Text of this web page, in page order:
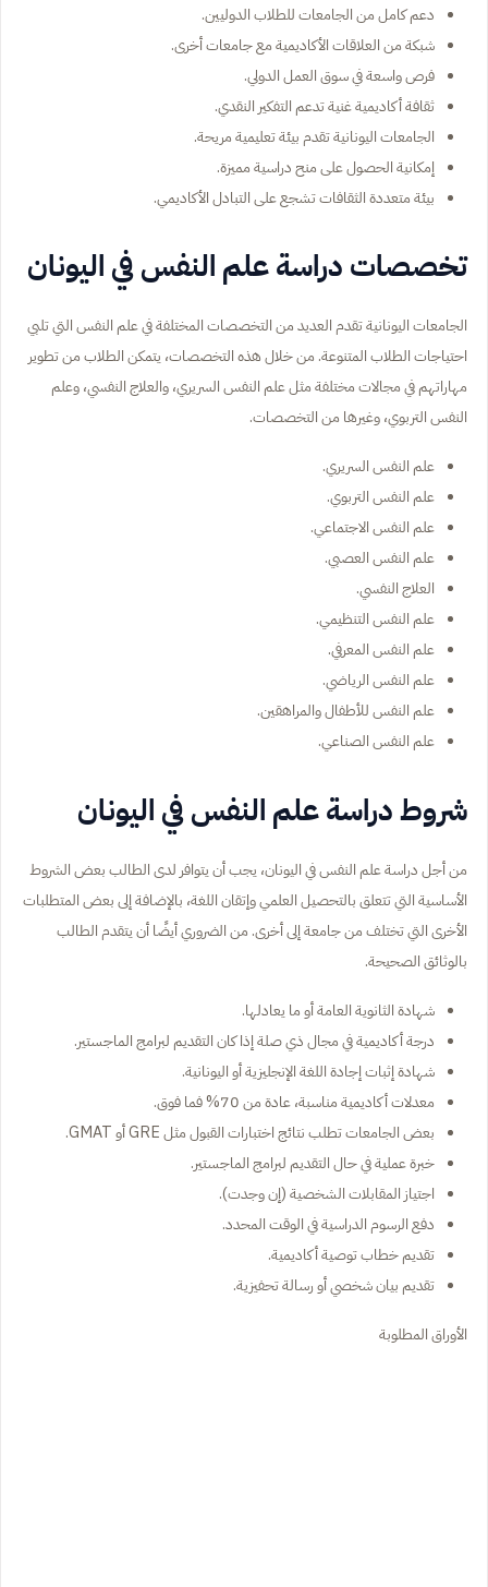
دعم كامل من الجامعات للطلاب الدوليين.
شبكة من العلاقات الأكاديمية مع جامعات أخرى.
فرص واسعة في سوق العمل الدولي.
ثقافة أكاديمية غنية تدعم التفكير النقدي.
الجامعات اليونانية تقدم بيئة تعليمية مريحة.
إمكانية الحصول على منح دراسية مميزة.
بيئة متعددة الثقافات تشجع على التبادل الأكاديمي.
تخصصات دراسة علم النفس في اليونان
الجامعات اليونانية تقدم العديد من التخصصات المختلفة في علم النفس التي تلبي
احتياجات الطلاب المتنوعة. من خلال هذه التخصصات، يتمكن الطلاب من تطوير
مهاراتهم في مجالات مختلفة مثل علم النفس السريري، والعلاج النفسي، وعلم
النفس التربوي، وغيرها من التخصصات.
علم النفس السريري.
علم النفس التربوي.
علم النفس الاجتماعي.
علم النفس العصبي.
العلاج النفسي.
علم النفس التنظيمي.
علم النفس المعرفي.
علم النفس الرياضي.
علم النفس للأطفال والمراهقين.
علم النفس الصناعي.
شروط دراسة علم النفس في اليونان
من أجل دراسة علم النفس في اليونان، يجب أن يتوافر لدى الطالب بعض الشروط
الأساسية التي تتعلق بالتحصيل العلمي وإتقان اللغة، بالإضافة إلى بعض المتطلبات
الأخرى التي تختلف من جامعة إلى أخرى. من الضروري أيضًا أن يتقدم الطالب
بالوثائق الصحيحة.
شهادة الثانوية العامة أو ما يعادلها.
درجة أكاديمية في مجال ذي صلة إذا كان التقديم لبرامج الماجستير.
شهادة إثبات إجادة اللغة الإنجليزية أو اليونانية.
معدلات أكاديمية مناسبة، عادة من 70% فما فوق.
بعض الجامعات تطلب نتائج اختبارات القبول مثل GRE أو GMAT.
خبرة عملية في حال التقديم لبرامج الماجستير.
اجتياز المقابلات الشخصية (إن وجدت).
دفع الرسوم الدراسية في الوقت المحدد.
تقديم خطاب توصية أكاديمية.
تقديم بيان شخصي أو رسالة تحفيزية.
الأوراق المطلوبة